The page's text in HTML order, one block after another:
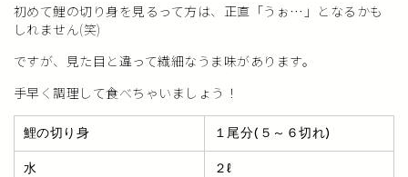
初めて鯉の切り身を見るって方は、正直「うぉ…」となるかも
しれません(笑)
ですが、見た目と違って繊細なうま味があります。
手早く調理して食べちゃいましょう！
鯉の切り身 １尾分(５～６切れ)
水 ２ℓ